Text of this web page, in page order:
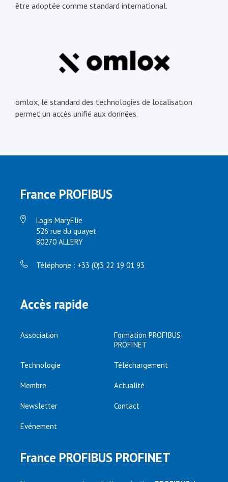
être adoptée comme standard international.
omlox, le standard des technologies de localisation
permet un accès unifié aux données.
France PROFIBUS
Logis MaryElie
526 rue du quayet
80270 ALLERY
Téléphone : +33 (0)3 22 19 01 93
Accès rapide
Association
Formation PROFIBUS
PROFINET
Technologie Téléchargement
Membre Actualité
Newsletter Contact
Evénement
France PROFIBUS PROFINET